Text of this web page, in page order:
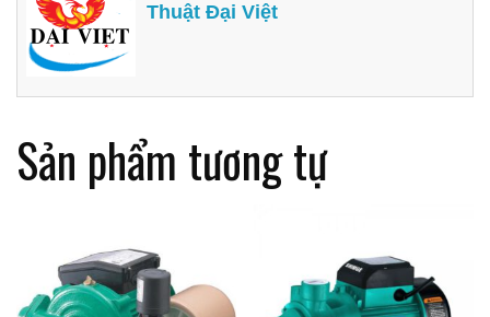
Thuật Đại Việt
Sản phẩm tương tự